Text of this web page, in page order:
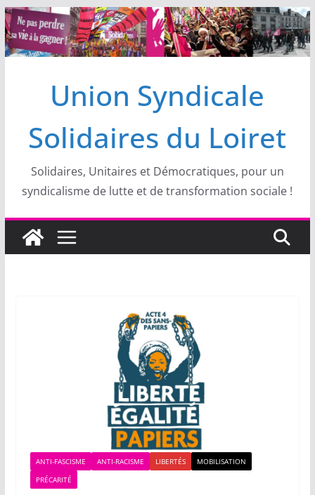
Passer
au
contenu
Union Syndicale
Solidaires du Loiret
Solidaires, Unitaires et Démocratiques, pour un
syndicalisme de lutte et de transformation sociale !
ANTI-FASCISME ANTI-RACISME LIBERTÉS
MOBILISATION
PRÉCARITÉ